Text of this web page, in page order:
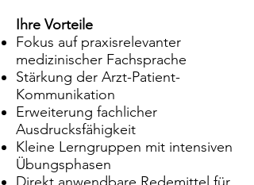
Ihre Vorteile
Fokus auf praxisrelevanter
medizinischer Fachsprache
Stärkung der Arzt-Patient-
Kommunikation
Erweiterung fachlicher
Ausdrucksfähigkeit
Kleine Lerngruppen mit intensiven
Übungsphasen